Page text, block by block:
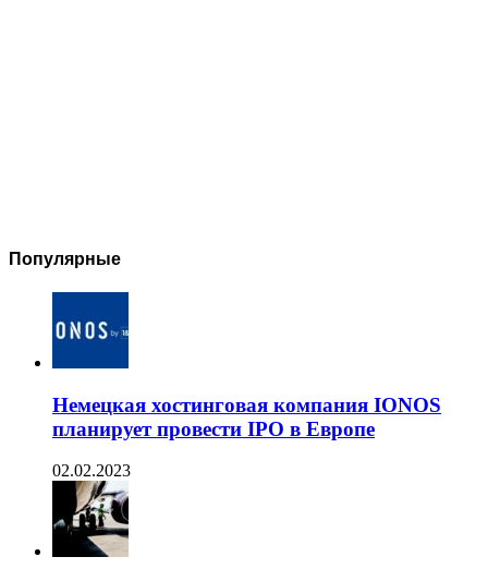
Популярные
Немецкая хостинговая компания IONOS
планирует провести IPO в Европе
02.02.2023